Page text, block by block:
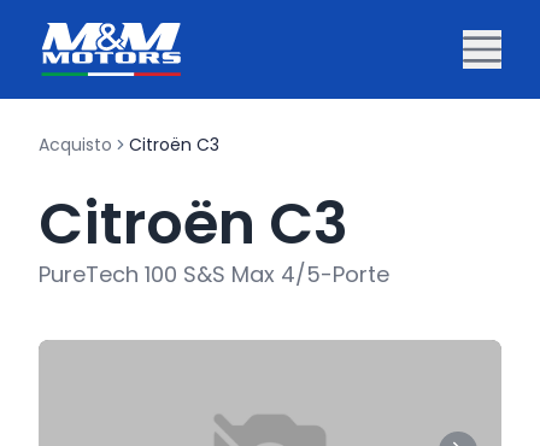
Acquisto Citroën C3
Citroën C3
PureTech 100 S&S Max 4/5-Porte